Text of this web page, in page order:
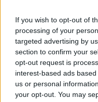
If you wish to opt-out of
processing of your
targeted advertising by
section to confirm your
opt-out request is
interest-based ads
us or personal
your opt-out. You may